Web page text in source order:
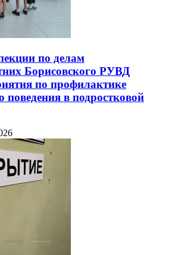
по делам
Борисовского РУВД
по профилактике
поведения в подростковой